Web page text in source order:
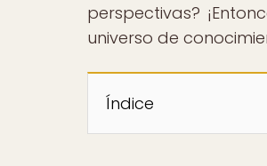
perspectivas?
universo de
Índice